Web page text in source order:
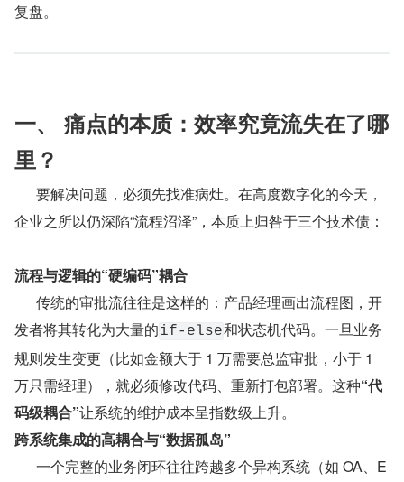
复盘。
一、 痛点的本质：效率究竟流失在了哪
里？
企业之所以仍深陷“流程沼泽”，本质上归咎于三个技术债：
流程与逻辑的“硬编码”耦合
发者将其转化为大量的if-else和状态机代码。一旦业务
规则发生变更（比如金额大于 1 万需要总监审批，小于 1
万只需经理），就必须修改代码、重新打包部署。这种“代
码级耦合”让系统的维护成本呈指数级上升。
跨系统集成的高耦合与“数据孤岛”